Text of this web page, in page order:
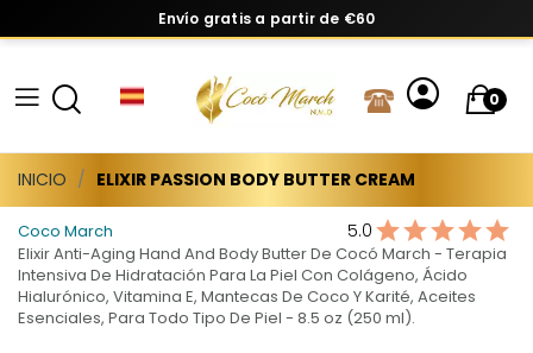
Envío gratis a partir de €60
0
INICIO ELIXIR PASSION BODY BUTTER CREAM
Coco March 5.0
Elixir Anti-Aging Hand And Body Butter De Cocó March - Terapia
Intensiva De Hidratación Para La Piel Con Colágeno, Ácido
Hialurónico, Vitamina E, Mantecas De Coco Y Karité, Aceites
Esenciales, Para Todo Tipo De Piel - 8.5 oz (250 ml).